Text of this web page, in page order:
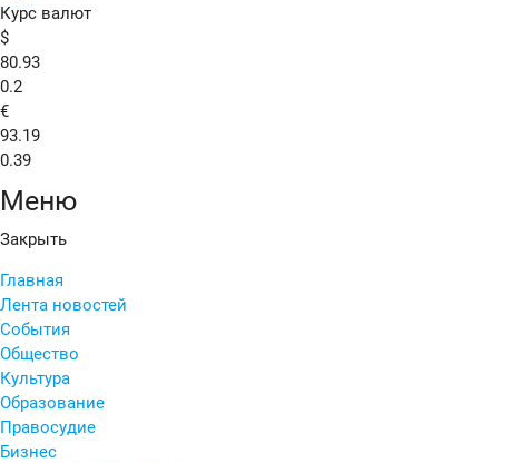
Курс валют
$
80.93
0.2
€
93.19
0.39
Меню
Закрыть
Главная
Лента новостей
События
Общество
Культура
Образование
Правосудие
Бизнес